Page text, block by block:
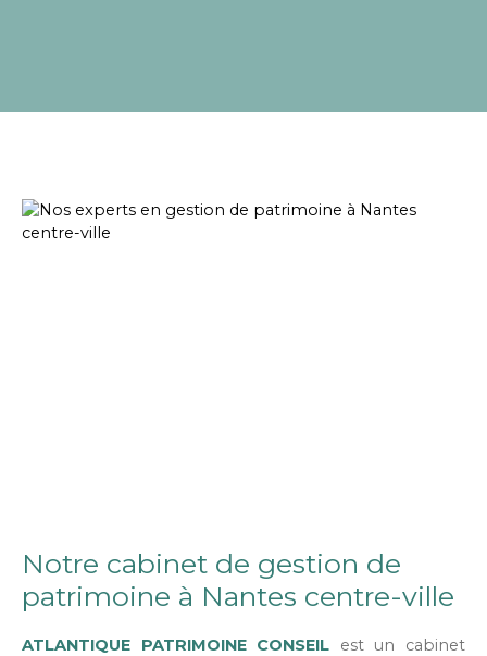
Notre cabinet de gestion de
patrimoine à Nantes centre-ville
ATLANTIQUE PATRIMOINE CONSEIL est un cabinet